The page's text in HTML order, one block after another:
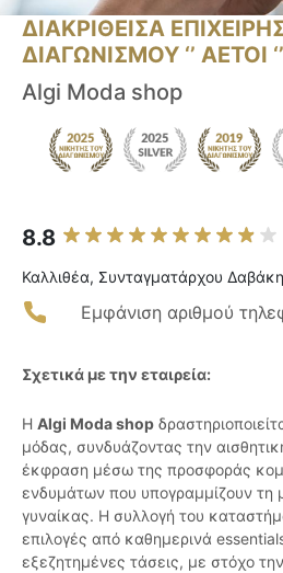
ΔΙΑΚΡΙΘΕΙΣΑ
ΔΙΑΓΩΝΙΣΜΟΥ ‘’ ΑΕΤΟΙ ‘’
Algi Moda shop
8.8
Καλλιθέα, Συνταγματάρχου
Εμφάνιση αριθμού
Σχετικά με την εταιρεία:
Η Algi Moda shop
μόδας, συνδυάζοντας την
έκφραση μέσω της προσφοράς
ενδυμάτων που υπογραμμίζουν τη
γυναίκας. Η συλλογή του
επιλογές από καθημερινά
εξεζητημένες τάσεις, με στόχο